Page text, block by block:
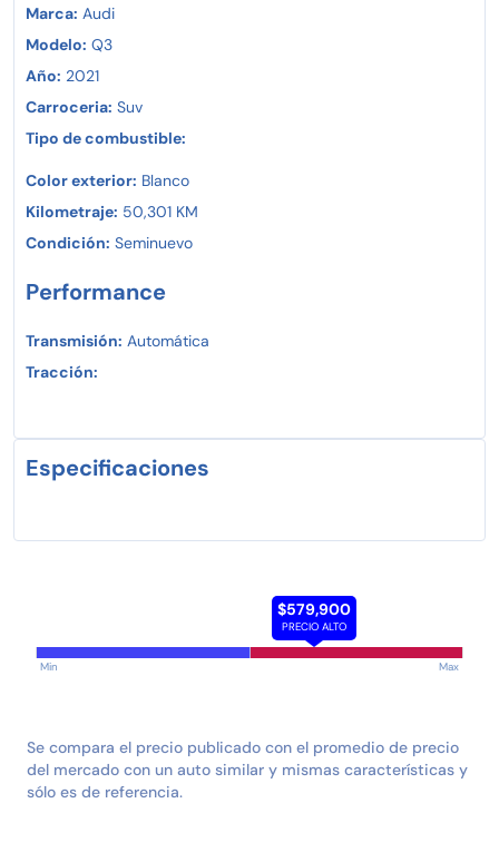
Marca: Audi
Modelo: Q3
Año: 2021
Carroceria: Suv
Tipo de combustible:
Color exterior: Blanco
Kilometraje: 50,301 KM
Condición: Seminuevo
Performance
Transmisión: Automática
Tracción:
Especificaciones
$579,900
PRECIO ALTO
Min Max
Se compara el precio publicado con el promedio de precio
del mercado con un auto similar y mismas características y
sólo es de referencia.